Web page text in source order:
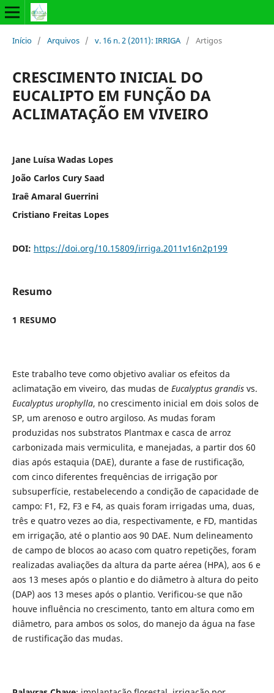
Início / Arquivos / v. 16 n. 2 (2011): IRRIGA / Artigos
CRESCIMENTO INICIAL DO
EUCALIPTO EM FUNÇÃO DA
ACLIMATAÇÃO EM VIVEIRO
Jane Luísa Wadas Lopes
João Carlos Cury Saad
Iraê Amaral Guerrini
Cristiano Freitas Lopes
DOI: https://doi.org/10.15809/irriga.2011v16n2p199
Resumo
1 RESUMO
Este trabalho teve como objetivo avaliar os efeitos da
aclimatação em viveiro, das mudas de Eucalyptus grandis vs.
Eucalyptus urophylla, no crescimento inicial em dois solos de
SP, um arenoso e outro argiloso. As mudas foram
produzidas nos substratos Plantmax e casca de arroz
carbonizada mais vermiculita, e manejadas, a partir dos 60
dias após estaquia (DAE), durante a fase de rustificação,
com cinco diferentes frequências de irrigação por
subsuperfície, restabelecendo a condição de capacidade de
campo: F1, F2, F3 e F4, as quais foram irrigadas uma, duas,
três e quatro vezes ao dia, respectivamente, e FD, mantidas
em irrigação, até o plantio aos 90 DAE. Num delineamento
de campo de blocos ao acaso com quatro repetições, foram
realizadas avaliações da altura da parte aérea (HPA), aos 6 e
aos 13 meses após o plantio e do diâmetro à altura do peito
(DAP) aos 13 meses após o plantio. Verificou-se que não
houve influência no crescimento, tanto em altura como em
diâmetro, para ambos os solos, do manejo da água na fase
de rustificação das mudas.